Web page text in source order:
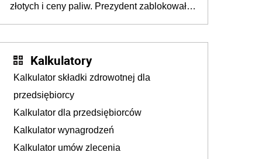
złotych i ceny paliw. Prezydent zablokował
kierowców”
Kalkulatory
Kalkulator składki zdrowotnej dla
przedsiębiorcy
Kalkulator dla przedsiębiorców
Kalkulator wynagrodzeń
Kalkulator umów zlecenia